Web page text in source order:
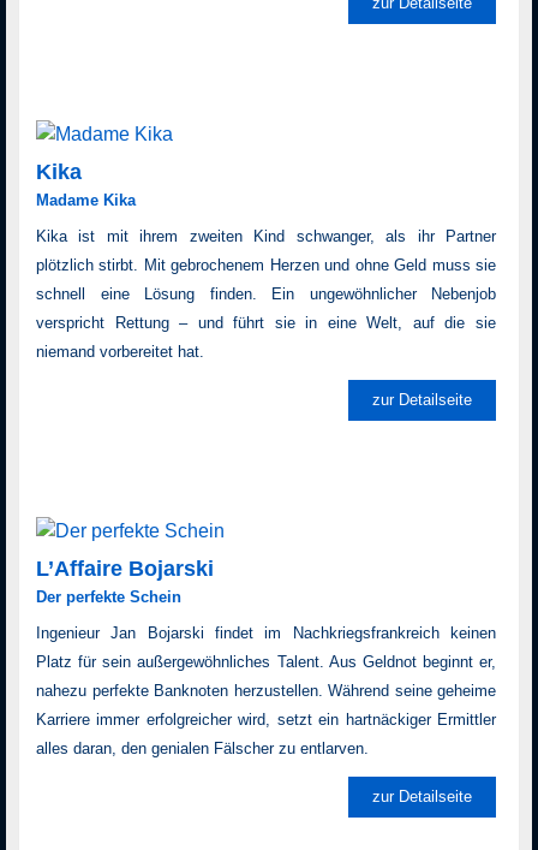
Kika
Madame Kika
Kika ist mit ihrem zweiten Kind schwanger, als ihr Partner
plötzlich stirbt. Mit gebrochenem Herzen und ohne Geld muss sie
schnell eine Lösung finden. Ein ungewöhnlicher Nebenjob
verspricht Rettung – und führt sie in eine Welt, auf die sie
niemand vorbereitet hat.
zur Detailseite
L’Affaire Bojarski
Der perfekte Schein
Ingenieur Jan Bojarski findet im Nachkriegsfrankreich keinen
Platz für sein außergewöhnliches Talent. Aus Geldnot beginnt er,
nahezu perfekte Banknoten herzustellen. Während seine geheime
Karriere immer erfolgreicher wird, setzt ein hartnäckiger Ermittler
alles daran, den genialen Fälscher zu entlarven.
zur Detailseite